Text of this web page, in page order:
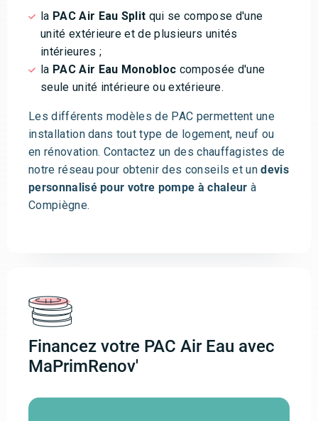
la PAC Air Eau Split qui se compose d'une
unité extérieure et de plusieurs unités
intérieures ;
la PAC Air Eau Monobloc composée d'une
seule unité intérieure ou extérieure.
Les différents modèles de PAC permettent une
installation dans tout type de logement, neuf ou
en rénovation. Contactez un des chauffagistes de
notre réseau pour obtenir des conseils et undevis
personnalisé pour votre pompe à chaleur à
Compiègne.
Financez votre PAC Air Eau avec
MaPrimRenov'